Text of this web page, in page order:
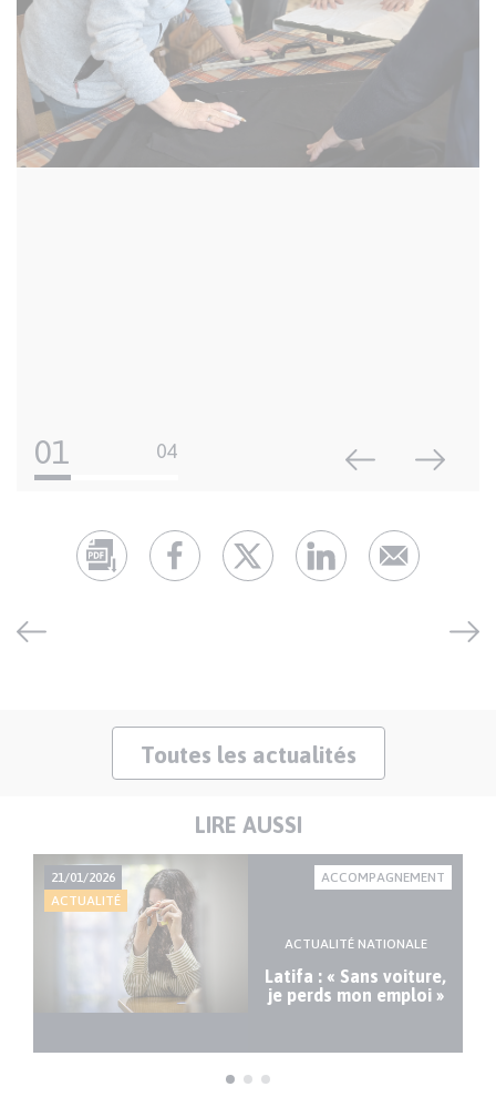
01 04
Toutes les actualités
LIRE AUSSI
21/01/2026
ACTUALITÉ
ACCOMPAGNEMENT
ACTUALITÉ NATIONALE
Latifa : « Sans voiture,
je perds mon emploi »